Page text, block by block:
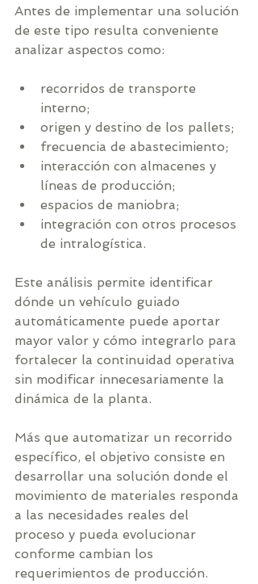
Antes de implementar una solución
de este tipo resulta conveniente
analizar aspectos como:
recorridos de transporte
interno;
origen y destino de los pallets;
frecuencia de abastecimiento;
interacción con almacenes y
líneas de producción;
espacios de maniobra;
integración con otros procesos
de intralogística.
Este análisis permite identificar
dónde un vehículo guiado
automáticamente puede aportar
mayor valor y cómo integrarlo para
fortalecer la continuidad operativa
sin modificar innecesariamente la
dinámica de la planta.
Más que automatizar un recorrido
específico, el objetivo consiste en
desarrollar una solución donde el
movimiento de materiales responda
a las necesidades reales del
proceso y pueda evolucionar
conforme cambian los
requerimientos de producción.